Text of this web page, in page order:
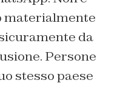
materialmente
da
Persone
stesso paese